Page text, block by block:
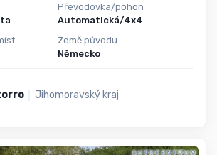
Převodovka/pohon
Automatická/4x4
Země původu
Německo
Jihomoravský kraj